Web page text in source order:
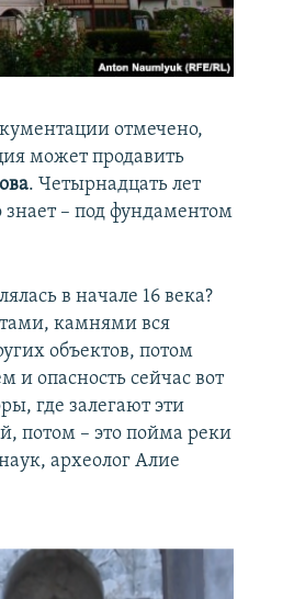
отмечено,
может продавить
. Четырнадцать лет
знает – под фундаментом
в начале 16 века?
камнями вся
объектов, потом
и опасность сейчас вот
где залегают эти
потом – это пойма реки
археолог Алие